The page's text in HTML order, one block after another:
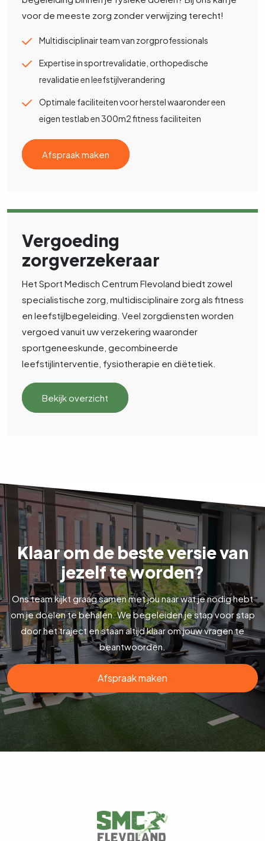
voor de meeste zorg zonder verwijzing terecht!
Multidisciplinair team van zorgprofessionals
Expertise in sportrevalidatie, orthopedische
revalidatie en leefstijlverandering
Optimale faciliteiten voor herstel waaronder een
eigen testlab en 300m2 fitness faciliteiten
Afspraak maken
Vergoeding
zorgverzekeraar
Het Sport Medisch Centrum Flevoland biedt zowel
specialistische zorg, multidisciplinaire zorg als fitness
en leefstijlbegeleiding. Veel zorgdiensten worden
vergoed vanuit uw verzekering waaronder
sportgeneeskunde, gecombineerde
leefstijlinterventie, fysiotherapie en diëtetiek.
Bekijk overzicht
Klaar om de beste versie van
jezelf te worden?
Ons team kijkt graag samen met jou naar wat je nodig hebt
om je doelen te behalen. We begeleiden je stap voor stap
door het traject en staan altijd klaar om jouw vragen te
beantwoorden.
Afspraak maken